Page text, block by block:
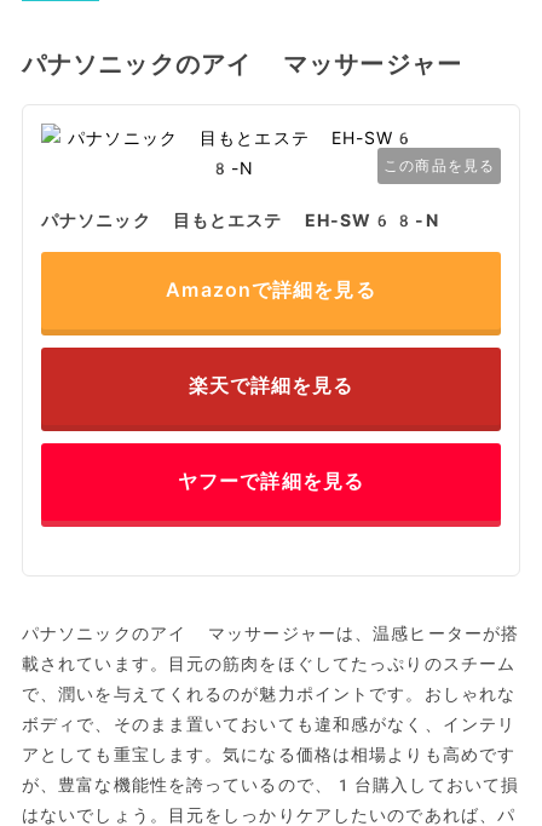
パナソニックのアイ マッサージャー
この商品を見る
パナソニック 目もとエステ EH-SW68-N
Amazonで詳細を見る
楽天で詳細を見る
ヤフーで詳細を見る
パナソニックのアイ マッサージャーは、温感ヒーターが搭
載されています。目元の筋肉をほぐしてたっぷりのスチーム
で、潤いを与えてくれるのが魅力ポイントです。おしゃれな
ボディで、そのまま置いておいても違和感がなく、インテリ
アとしても重宝します。気になる価格は相場よりも高めです
が、豊富な機能性を誇っているので、1台購入しておいて損
はないでしょう。目元をしっかりケアしたいのであれば、パ